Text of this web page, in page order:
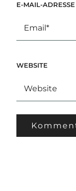
E-MAIL-ADRESSE
WEBSITE